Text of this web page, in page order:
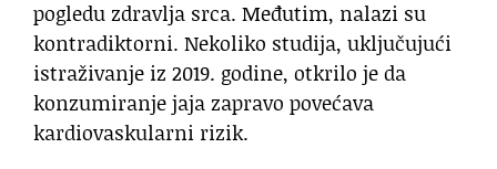
pogledu zdravlja srca. Međutim, nalazi su
kontradiktorni. Nekoliko studija, uključujući
istraživanje iz 2019. godine, otkrilo je da
konzumiranje jaja zapravo povećava
kardiovaskularni rizik.